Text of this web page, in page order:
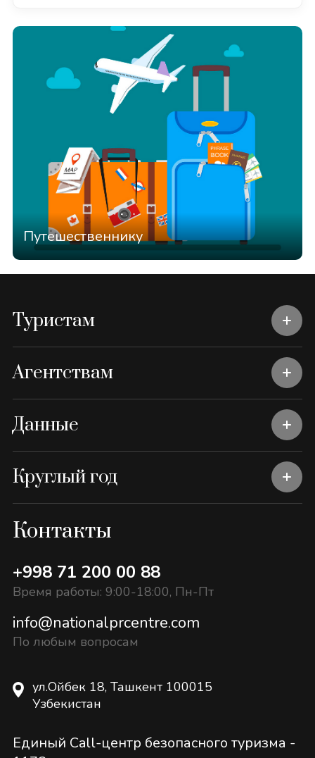
Путешественнику
Туристам
Агентствам
Данные
Круглый год
Контакты
+998 71 200 00 88
Время работы: 9:00-18:00, Пн-Пт
info@nationalprcentre.com
По любым вопросам
ул.Ойбек 18, Ташкент 100015
Узбекистан
Единый Call-центр безопасного туризма -